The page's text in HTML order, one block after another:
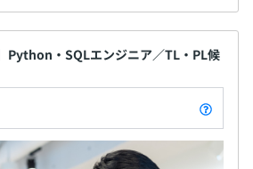
Python・SQLエンジニア／TL・PL候